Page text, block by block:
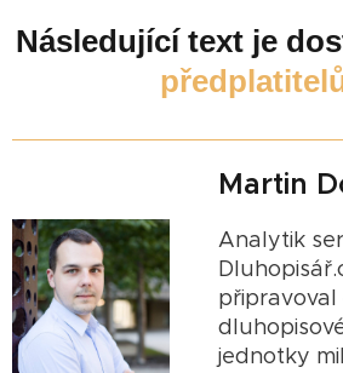
Následující text je
Martin
Analytik
připravoval
jednotky